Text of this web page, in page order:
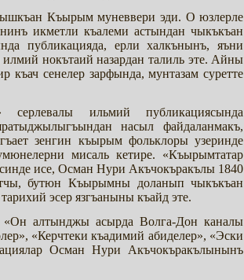
Къырым муневвери эди. О юзлерле
икметли къалеми астындан чыкъкъан
публикацияда, ерли халкънынъ, яъни
нокътаий назардан талиль эте. Айны
сенелер зарфында, мунтазам суретте
ильмий публикациясында
насыл файдаланмакъ,
зенгин къырым фольклоры узеринде
мисаль кетире. «Къырымтатар
исе, Осман Нури Акъчокъракълы 1840
бутюн Къырымны доланып чыкъкъан
эсер язгъаныны къайд эте.
«Он алтынджы асырда Волга-Дон каналы
«Керчтеки къадимий абиделер», «Эски
Осман Нури Акъчокъракълынынъ